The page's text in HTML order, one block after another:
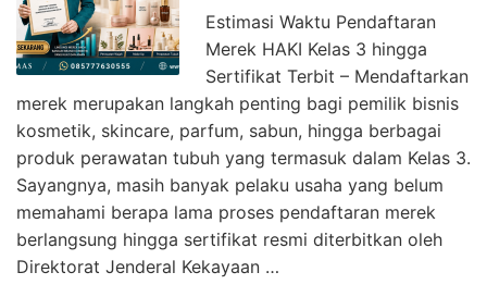
Estimasi Waktu Pendaftaran
Merek HAKI Kelas 3 hingga
Sertifikat Terbit – Mendaftarkan
merek merupakan langkah penting bagi pemilik bisnis
kosmetik, skincare, parfum, sabun, hingga berbagai
produk perawatan tubuh yang termasuk dalam Kelas 3.
Sayangnya, masih banyak pelaku usaha yang belum
memahami berapa lama proses pendaftaran merek
berlangsung hingga sertifikat resmi diterbitkan oleh
Direktorat Jenderal Kekayaan …